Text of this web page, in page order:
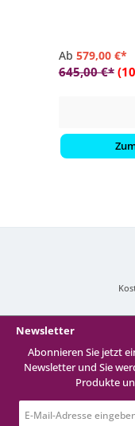
Ab 579,00 €*
645,00 €*
Newsletter
Abonnieren Sie jetzt
Newsletter und Sie
Produkte